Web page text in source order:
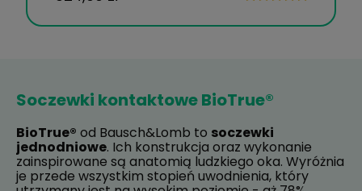
Soczewki kontaktowe BioTrue®
BioTrue® od Bausch&Lomb to soczewki
jednodniowe. Ich konstrukcja oraz wykonanie
zainspirowane są anatomią ludzkiego oka. Wyróżnia
je przede wszystkim stopień uwodnienia, który